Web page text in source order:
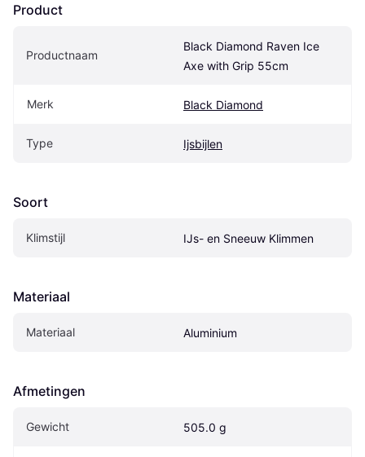
Product
Productnaam
Black Diamond Raven Ice
Axe with Grip 55cm
Merk Black Diamond
Type Ijsbijlen
Soort
Klimstijl IJs- en Sneeuw Klimmen
Materiaal
Materiaal Aluminium
Afmetingen
Gewicht 505.0 g